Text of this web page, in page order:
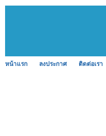
หน้าแรก ลงประกาศ ติดต่อเรา